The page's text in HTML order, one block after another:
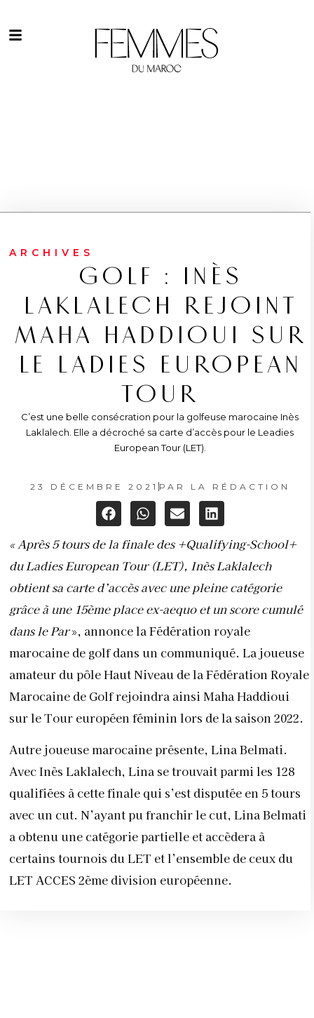
ARCHIVES
GOLF : INÈS
LAKLALECH REJOINT
MAHA HADDIOUI SUR
LE LADIES EUROPEAN
TOUR
C’est une belle consécration pour la golfeuse marocaine Inès
Laklalech. Elle a décroché sa carte d’accès pour le Leadies
European Tour (LET).
23 DÉCEMBRE 2021 PAR LA RÉDACTION
« Après 5 tours de la finale des +Qualifying-School+
du Ladies European Tour (LET), Inès Laklalech
obtient sa carte d’accès avec une pleine catégorie
grâce à une 15ème place ex-aequo et un score cumulé
dans le Par», annonce la Fédération royale
marocaine de golf dans un communiqué. La joueuse
amateur du pôle Haut Niveau de la Fédération Royale
Marocaine de Golf rejoindra ainsi Maha Haddioui
sur le Tour européen féminin lors de la saison 2022.
Autre joueuse marocaine présente, Lina Belmati.
Avec Inès Laklalech, Lina se trouvait parmi les 128
qualifiées à cette finale qui s’est disputée en 5 tours
avec un cut. N’ayant pu franchir le cut, Lina Belmati
a obtenu une catégorie partielle et accèdera à
certains tournois du LET et l’ensemble de ceux du
LET ACCES 2ème division européenne.